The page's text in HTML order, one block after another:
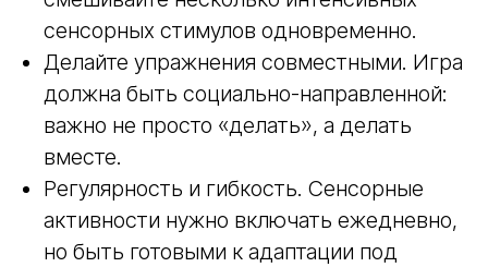
сенсорных стимулов одновременно.
Делайте упражнения совместными. Игра
должна быть социально-направленной:
важно не просто «делать», а делать
вместе.
Регулярность и гибкость. Сенсорные
активности нужно включать ежедневно,
но быть готовыми к адаптации под